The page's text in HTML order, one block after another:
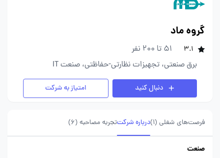
گروه ماد
3.1
51 تا 200 نفر
برق صنعتی، تجهیزات نظارتی-حفاظتی، صنعت IT
دنبال کنید امتیاز به شرکت
فرصت‌های شغلی (1) درباره شرکتتجربه مصاحبه (6)
صنعت